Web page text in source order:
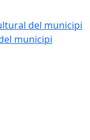
del municipi
municipi